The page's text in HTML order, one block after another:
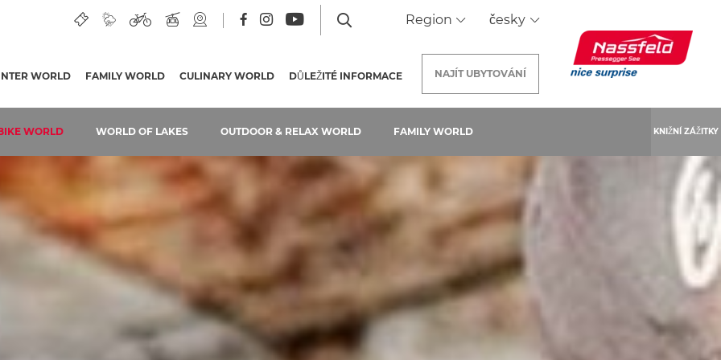
Region česky
STRÁNKA)
WORLD WORLD OF LAKES OUTDOOR & RELAX WORLD FAMILY WORLD KNIŽNÍ ZÁŽITKY
WORLD FAMILY WORLD CULINARY WORLD DŮLEŽITÉ INFORMACE NAJÍT UBYTOVÁNÍ